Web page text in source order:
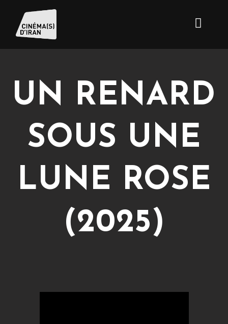
UN RENARD
SOUS UNE
LUNE ROSE
(2025)